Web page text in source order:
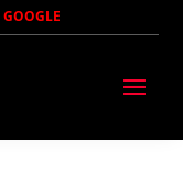
GOOGLE